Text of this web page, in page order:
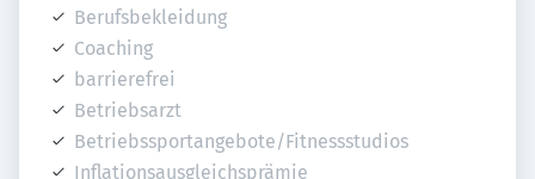
Berufsbekleidung
Coaching
barrierefrei
Betriebsarzt
Betriebssportangebote/Fitnessstudios
Inflationsausgleichsprämie